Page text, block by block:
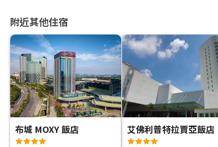
附近其他住宿
布城 MOXY 飯店 艾佛利普特拉賈亞飯店